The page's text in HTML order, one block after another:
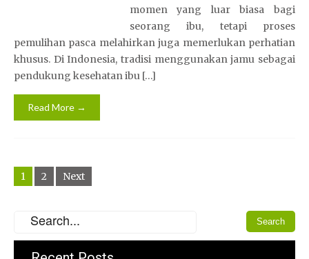
momen yang luar biasa bagi
seorang ibu, tetapi proses
pemulihan pasca melahirkan juga memerlukan perhatian
khusus. Di Indonesia, tradisi menggunakan jamu sebagai
pendukung kesehatan ibu […]
Read More →
Posts
navigation
1 2 Next